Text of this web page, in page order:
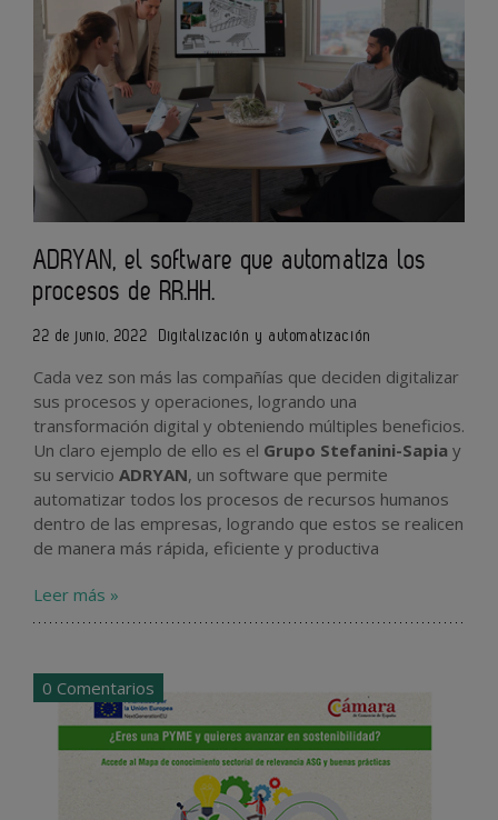
ADRYAN, el software que automatiza los
procesos de RR.HH.
22 de junio, 2022 Digitalización y automatización
Cada vez son más las compañías que deciden digitalizar
sus procesos y operaciones, logrando una
transformación digital y obteniendo múltiples beneficios.
Un claro ejemplo de ello es el Grupo Stefanini-Sapia y
su servicio ADRYAN, un software que permite
automatizar todos los procesos de recursos humanos
dentro de las empresas, logrando que estos se realicen
de manera más rápida, eficiente y productiva
Leer más »
0 Comentarios